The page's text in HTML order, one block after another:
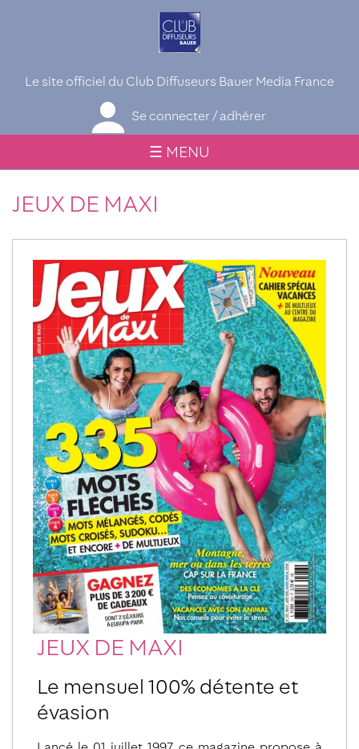
Le site officiel du Club Diffuseurs Bauer Media France
Se connecter / adhérer
☰ MENU
JEUX DE MAXI
JEUX DE MAXI
Le mensuel 100% détente et
évasion